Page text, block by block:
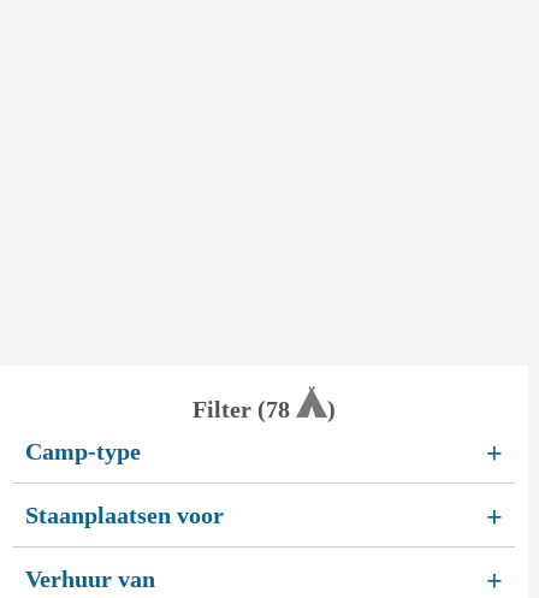
Filter (78
)
Camp-type
+
Staanplaatsen voor +
Verhuur van +